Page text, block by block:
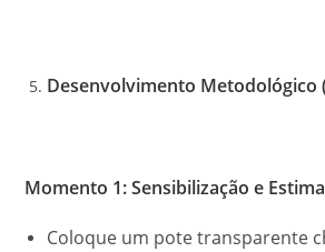
Desenvolvimento Metodológico
Momento 1: Sensibilização e
Coloque um pote transparente